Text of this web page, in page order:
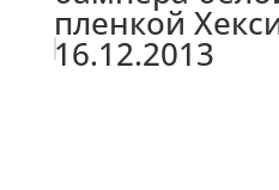
пленкой
16.12.2013